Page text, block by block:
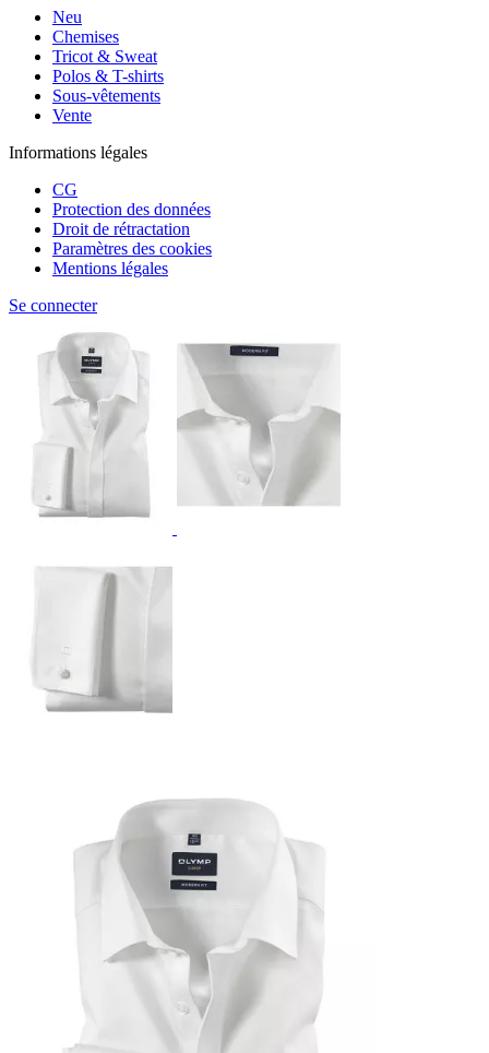
Neu
Chemises
Tricot & Sweat
Polos & T-shirts
Sous-vêtements
Vente
Informations légales
CG
Protection des données
Droit de rétractation
Paramètres des cookies
Mentions légales
Se connecter